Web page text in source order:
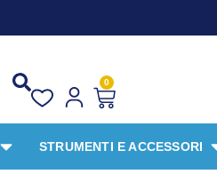
0
STRUMENTI E ACCESSORI